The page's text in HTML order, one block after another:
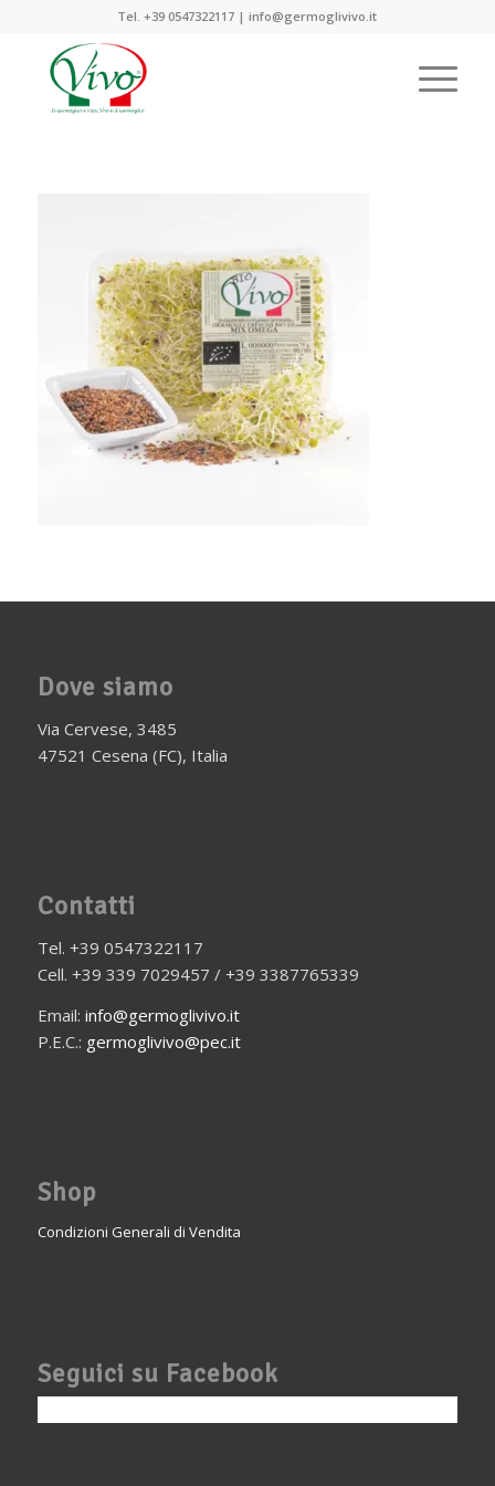
Tel. +39 0547322117 | info@germoglivivo.it
Dove siamo
Via Cervese, 3485
47521 Cesena (FC), Italia
Contatti
Tel. +39 0547322117
Cell. +39 339 7029457 / +39 3387765339
Email: info@germoglivivo.it
P.E.C.: germoglivivo@pec.it
Shop
Condizioni Generali di Vendita
Seguici su Facebook